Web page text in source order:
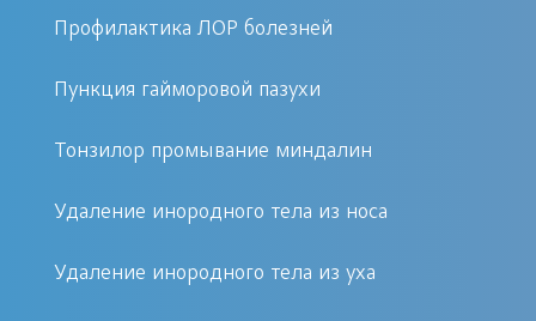
встречается у детей и
«входные ворота» для
проявит себя при резком
ушном канале или при снижении
уровня иммунной защиты.
Профилактика ЛОР болезней
Пункция гайморовой пазухи
Тонзилор промывание миндалин
Удаление инородного тела из носа
Удаление инородного тела из уха